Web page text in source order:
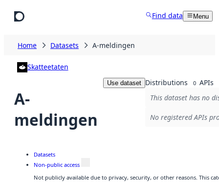
Find data Menu
Home Datasets A-meldingen
Skatteetaten
A-
meldingen
Use dataset Distributions 0 APIs
This dataset has no
No registered APIs
Datasets
Non-public access
Not publicly available due to privacy, security, or other reasons. This